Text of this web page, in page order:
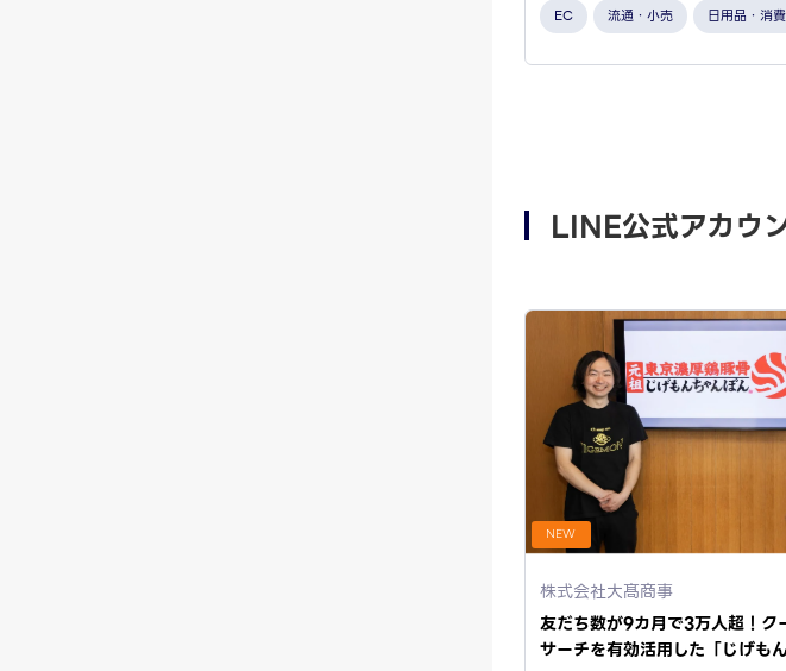
EC 流通・小売 日用品・消
LINE公式アカウ
NEW
株式会社大髙商事
友だち数が9カ月で3万人超！ク
サーチを有効活用した「じげも